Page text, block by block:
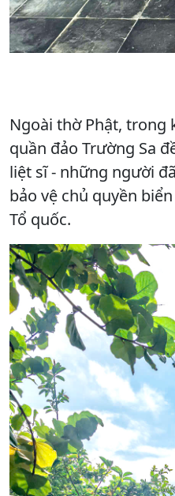
Ngoài thờ Phật, trong
quần đảo Trường Sa
liệt sĩ - những người
bảo vệ chủ quyền
Tổ quốc.